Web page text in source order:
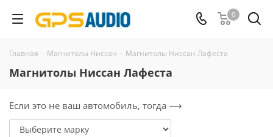
0
Главная - Магнитолы Ниссан - Магнитолы Ниссан Лафеста
Магнитолы Ниссан Лафеста
Если это не ваш автомобиль, тогда ⟶